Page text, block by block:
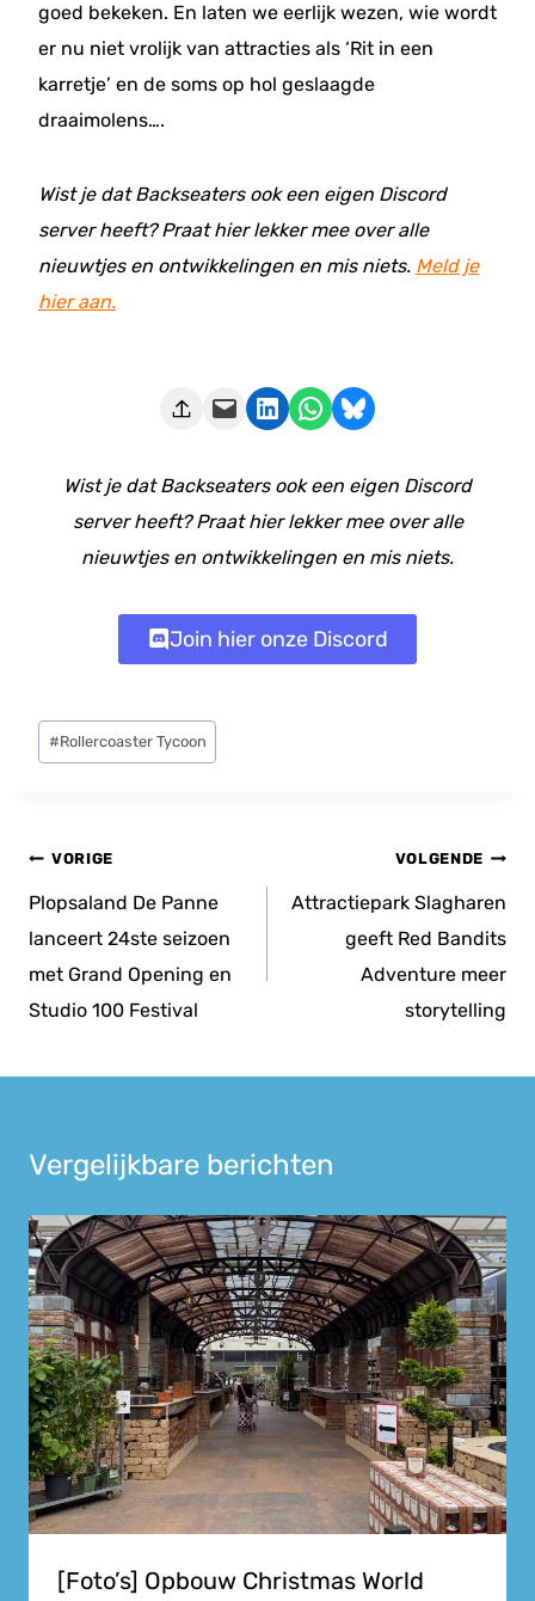
goed bekeken. En laten we eerlijk wezen, wie wordt
er nu niet vrolijk van attracties als ‘Rit in een
karretje’ en de soms op hol geslaagde
draaimolens….
Wist je dat Backseaters ook een eigen Discord
server heeft? Praat hier lekker mee over alle
nieuwtjes en ontwikkelingen en mis niets. Meld je
hier aan.
Deze pagina e-mailen Delen op LinkedIn Delen via WhatsApp Share on Bluesky
Wist je dat Backseaters ook een eigen Discord
server heeft? Praat hier lekker mee over alle
nieuwtjes en ontwikkelingen en mis niets.
Join hier onze Discord
Bericht
tags:
#Rollercoaster Tycoon
Bericht
navigatie
VORIGE
Plopsaland De Panne
lanceert 24ste seizoen
met Grand Opening en
Studio 100 Festival
VOLGENDE
Attractiepark Slagharen
geeft Red Bandits
Adventure meer
storytelling
Vergelijkbare berichten
[Foto’s] Opbouw Christmas World